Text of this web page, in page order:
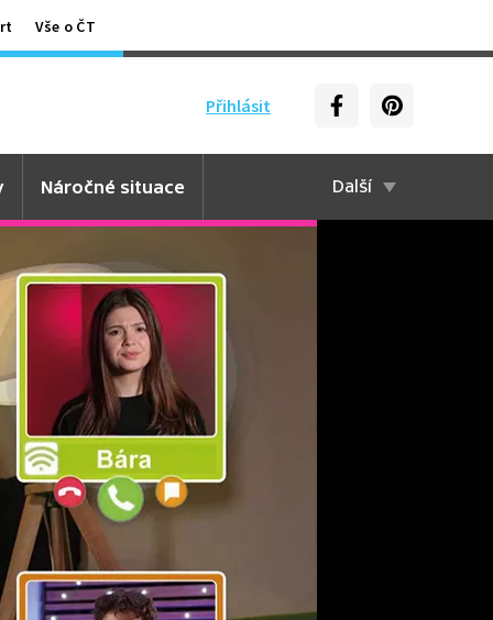
Vše o ČT
Přihlásit
Náročné situace Další